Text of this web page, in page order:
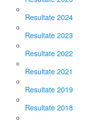
Resultate 2024
Resultate 2023
Resultate 2022
Resultate 2021
Resultate 2019
Resultate 2018